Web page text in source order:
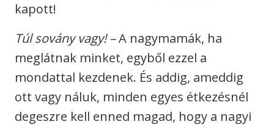
kapott!
Túl sovány vagy! –A nagymamák, ha
meglátnak minket, egyből ezzel a
mondattal kezdenek. És addig, ameddig
ott vagy náluk, minden egyes étkezésnél
degeszre kell enned magad, hogy a nagyi